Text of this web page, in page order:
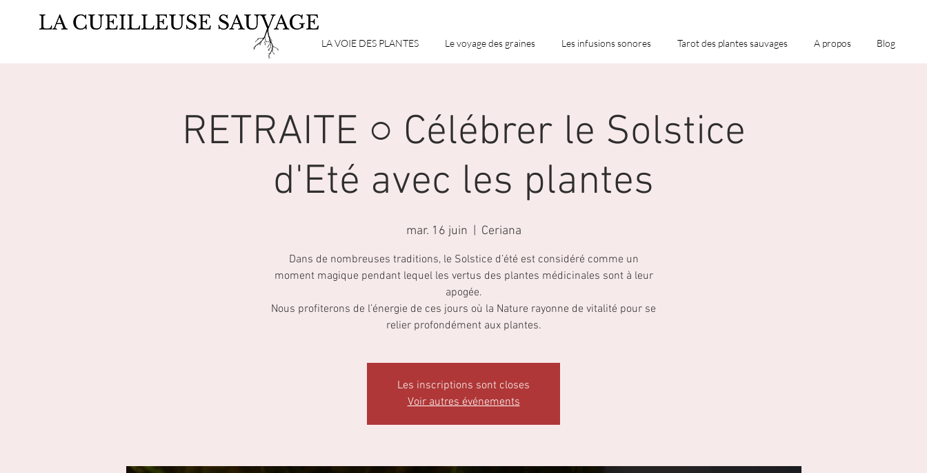
LA VOIE DES PLANTES Le voyage des graines Les infusions sonores Tarot des plantes sauvages A propos Blog
RETRAITE ○ Célébrer le Solstice
d'Eté avec les plantes
mar. 16 juin Ceriana
Dans de nombreuses traditions, le Solstice d’été est considéré comme un
moment magique pendant lequel les vertus des plantes médicinales sont à leur
apogée.
Nous profiterons de l’énergie de ces jours où la Nature rayonne de vitalité pour se
relier profondément aux plantes.
Les inscriptions sont closes
Voir autres événements